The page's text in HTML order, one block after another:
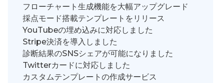
フローチャート生成機能を大幅アップグレード
採点モード搭載テンプレートをリリース
YouTubeの埋め込みに対応しました
Stripe決済を導入しました
診断結果のSNSシェアが可能になりました
Twitterカードに対応しました
カスタムテンプレートの作成サービス